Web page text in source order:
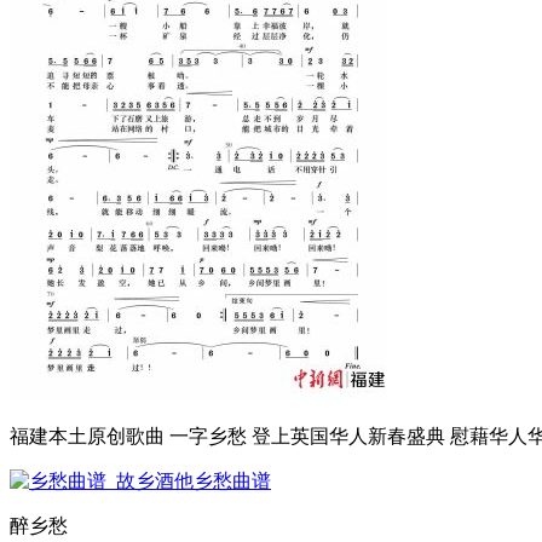
福建本土原创歌曲 一字乡愁 登上英国华人新春盛典 慰藉华人
醉乡愁